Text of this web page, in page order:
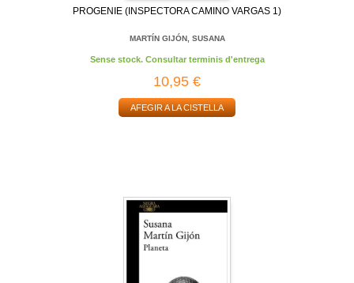
PROGENIE (INSPECTORA CAMINO VARGAS 1)
MARTÍN GIJÓN, SUSANA
Sense stock. Consultar terminis d'entrega
10,95 €
AFEGIR A LA CISTELLA